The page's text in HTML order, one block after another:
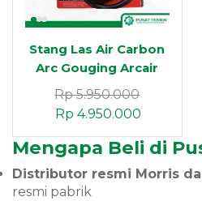
Stang Las Air Carbon
Arc Gouging Arcair
K3000 Heavy Duty
Rp5.950.000
Rp 4.950.000
Mengapa Beli di
Distributor resmi Morris
resmi pabrik